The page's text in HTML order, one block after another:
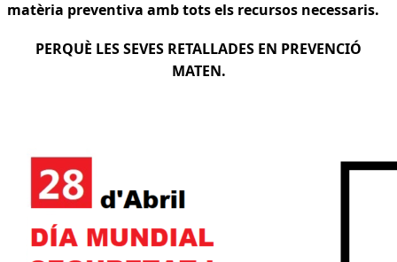
matèria preventiva amb tots els recursos necessaris.
PERQUÈ LES SEVES RETALLADES EN PREVENCIÓ
MATEN.